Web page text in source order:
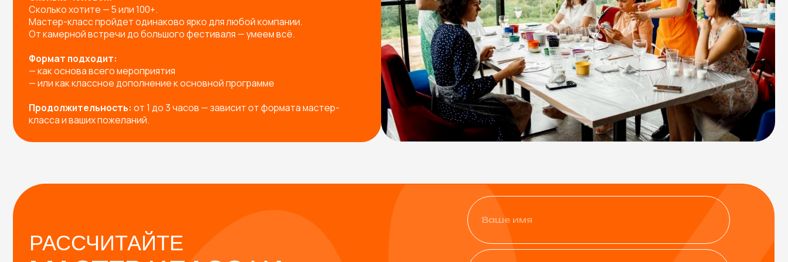
РАССЧИТАЙТЕ
МАСТЕР-КЛАСС НА
МЕРОПРИЯТИЕ!
Заполните форму — и мы предложим вам:
Готовые решения под любое мероприятие
Индивидуальную разработку мастер-класса под ваш запрос
Подборку с расчетом под вашу задачу
+7
Физическое лицо
Юридическое лицо
Я согласен сполитикой конфиденциальности